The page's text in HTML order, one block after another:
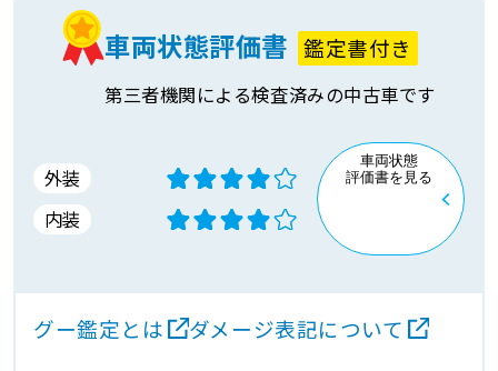
車両状態評価書 鑑定書付き
第三者機関による検査済みの中古車です
外装
内装
車両状態
評価書を見る
グー鑑定とは ダメージ表記について